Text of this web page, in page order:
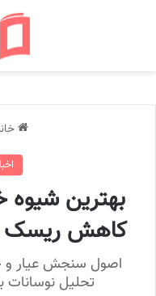
بهترین شیوه
کاهش ریسک
اصول سنجش عیار و
تحلیل نوسانات